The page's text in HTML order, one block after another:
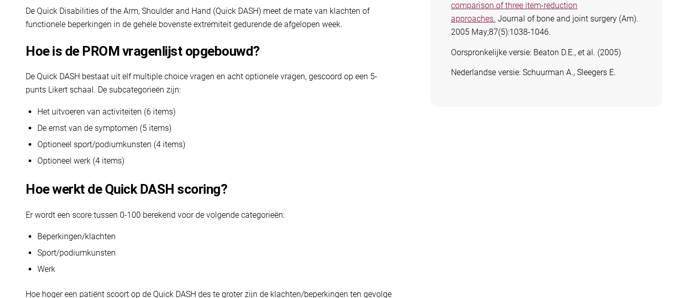
De Quick Disabilities of the Arm, Shoulder and Hand (Quick DASH) meet de mate van klachten of
functionele beperkingen in de gehele bovenste extremiteit gedurende de afgelopen week.
Hoe is de PROM vragenlijst opgebouwd?
De Quick DASH bestaat uit elf multiple choice vragen en acht optionele vragen, gescoord op een 5-
punts Likert schaal. De subcategorieën zijn:
Het uitvoeren van activiteiten (6 items)
De ernst van de symptomen (5 items)
Optioneel sport/podiumkunsten (4 items)
Optioneel werk (4 items)
Hoe werkt de Quick DASH scoring?
Er wordt een score tussen 0-100 berekend voor de volgende categorieën:
Beperkingen/klachten
Sport/podiumkunsten
Werk
Hoe hoger een patiënt scoort op de Quick DASH des te groter zijn de klachten/beperkingen ten gevolge
comparison of three item-reduction
approaches. Journal of bone and joint surgery (Am).
2005 May;87(5):1038-1046.
Oorspronkelijke versie: Beaton D.E., et al. (2005)
Nederlandse versie: Schuurman A., Sleegers E.